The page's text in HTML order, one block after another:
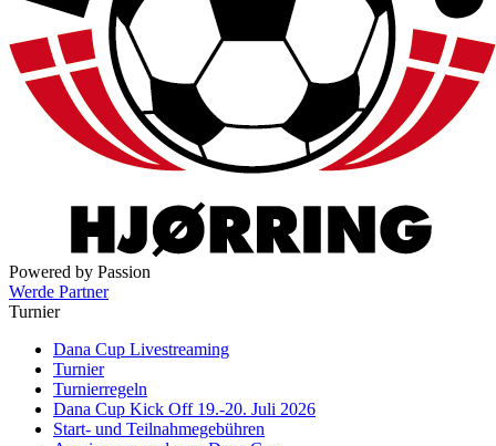
Powered by Passion
Werde Partner
Turnier
Dana Cup Livestreaming
Turnier
Turnierregeln
Dana Cup Kick Off 19.-20. Juli 2026
Start- und Teilnahmegebühren